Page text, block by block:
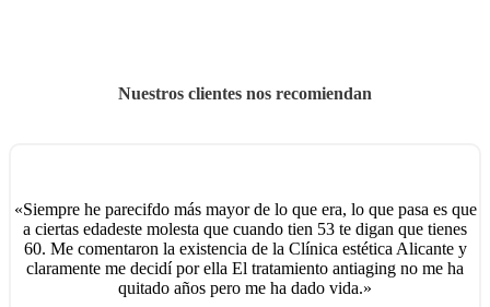
Nuestros clientes nos recomiendan
«Siempre he parecifdo más mayor de lo que era, lo que pasa es que
a ciertas edadeste molesta que cuando tien 53 te digan que tienes
60. Me comentaron la existencia de la Clínica estética Alicante y
claramente me decidí por ella El tratamiento antiaging no me ha
quitado años pero me ha dado vida.»